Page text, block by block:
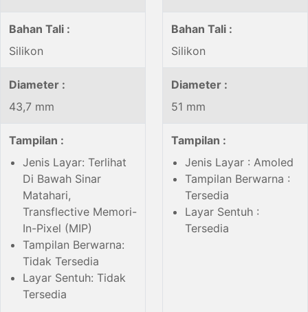
Bahan Tali :
Silikon
Bahan Tali :
Silikon
Diameter :
43,7 mm
Diameter :
51 mm
Tampilan :
Jenis Layar: Terlihat
Di Bawah Sinar
Matahari,
Transflective Memori-
In-Pixel (MIP)
Tampilan Berwarna:
Tidak Tersedia
Layar Sentuh: Tidak
Tersedia
Tampilan :
Jenis Layar : Amoled
Tampilan Berwarna :
Tersedia
Layar Sentuh :
Tersedia